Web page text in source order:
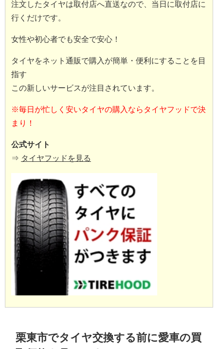
注文したタイヤは取付店へ直送なので、当日に取付店に
行くだけです。
女性や初心者でも安全で安心！
タイヤをネット通販で購入が簡単・便利にすることを目
指す
この新しいサービスが注目されています。
※毎日が忙しく安いタイヤの購入ならタイヤフッドで決
まり！
公式サイト
⇒ タイヤフッドを見る
栗東市でタイヤ交換する前に愛車の買